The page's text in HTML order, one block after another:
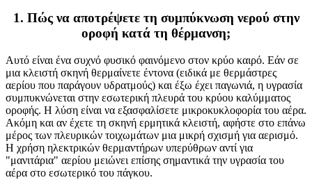
1. Πώς να αποτρέψετε τη συμπύκνωση νερού στην
οροφή κατά τη θέρμανση;
Αυτό είναι ένα συχνό φυσικό φαινόμενο στον κρύο καιρό. Εάν σε
μια κλειστή σκηνή θερμαίνετε έντονα (ειδικά με θερμάστρες
αερίου που παράγουν υδρατμούς) και έξω έχει παγωνιά, η υγρασία
συμπυκνώνεται στην εσωτερική πλευρά του κρύου καλύμματος
οροφής. Η λύση είναι να εξασφαλίσετε μικροκυκλοφορία του αέρα.
Ακόμη και αν έχετε τη σκηνή ερμητικά κλειστή, αφήστε στο επάνω
μέρος των πλευρικών τοιχωμάτων μια μικρή σχισμή για αερισμό.
Η χρήση ηλεκτρικών θερμαντήρων υπερύθρων αντί για
"μανιτάρια" αερίου μειώνει επίσης σημαντικά την υγρασία του
αέρα στο εσωτερικό του πάγκου.